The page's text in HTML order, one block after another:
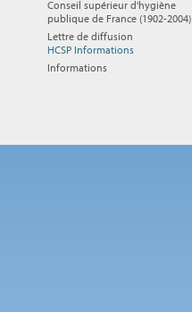
Conseil supérieur d'hygiène
publique de France (1902-2004)
Lettre de diffusion
HCSP Informations
Informations